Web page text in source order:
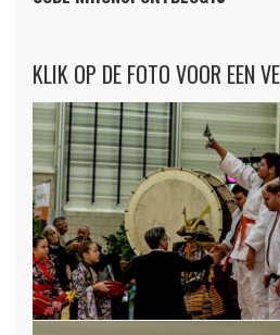
KLIK OP DE FOTO VOOR EEN